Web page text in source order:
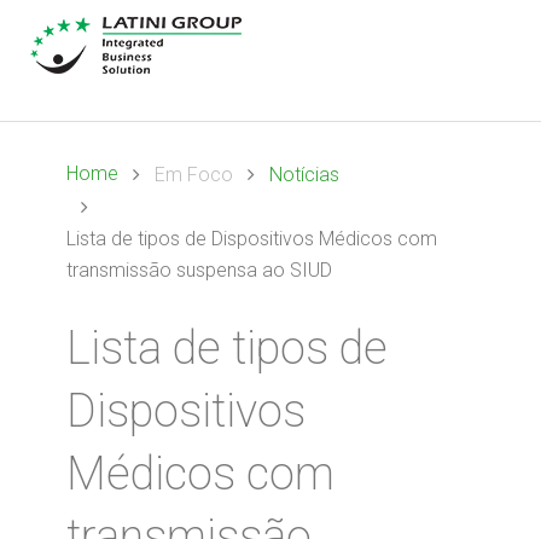
Home Em Foco Notícias
Lista de tipos de Dispositivos Médicos com
transmissão suspensa ao SIUD
Lista de tipos de
Dispositivos
Médicos com